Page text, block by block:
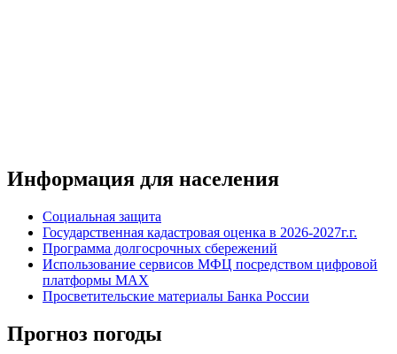
Информация для населения
Социальная защита
Государственная кадастровая оценка в 2026-2027г.г.
Программа долгосрочных сбережений
Использование сервисов МФЦ посредством цифровой
платформы MAX
Просветительские материалы Банка России
Прогноз погоды